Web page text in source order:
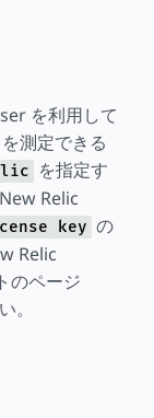
を利用して
測定できる
を指定す
Relic
key の
Relic
のページ
。